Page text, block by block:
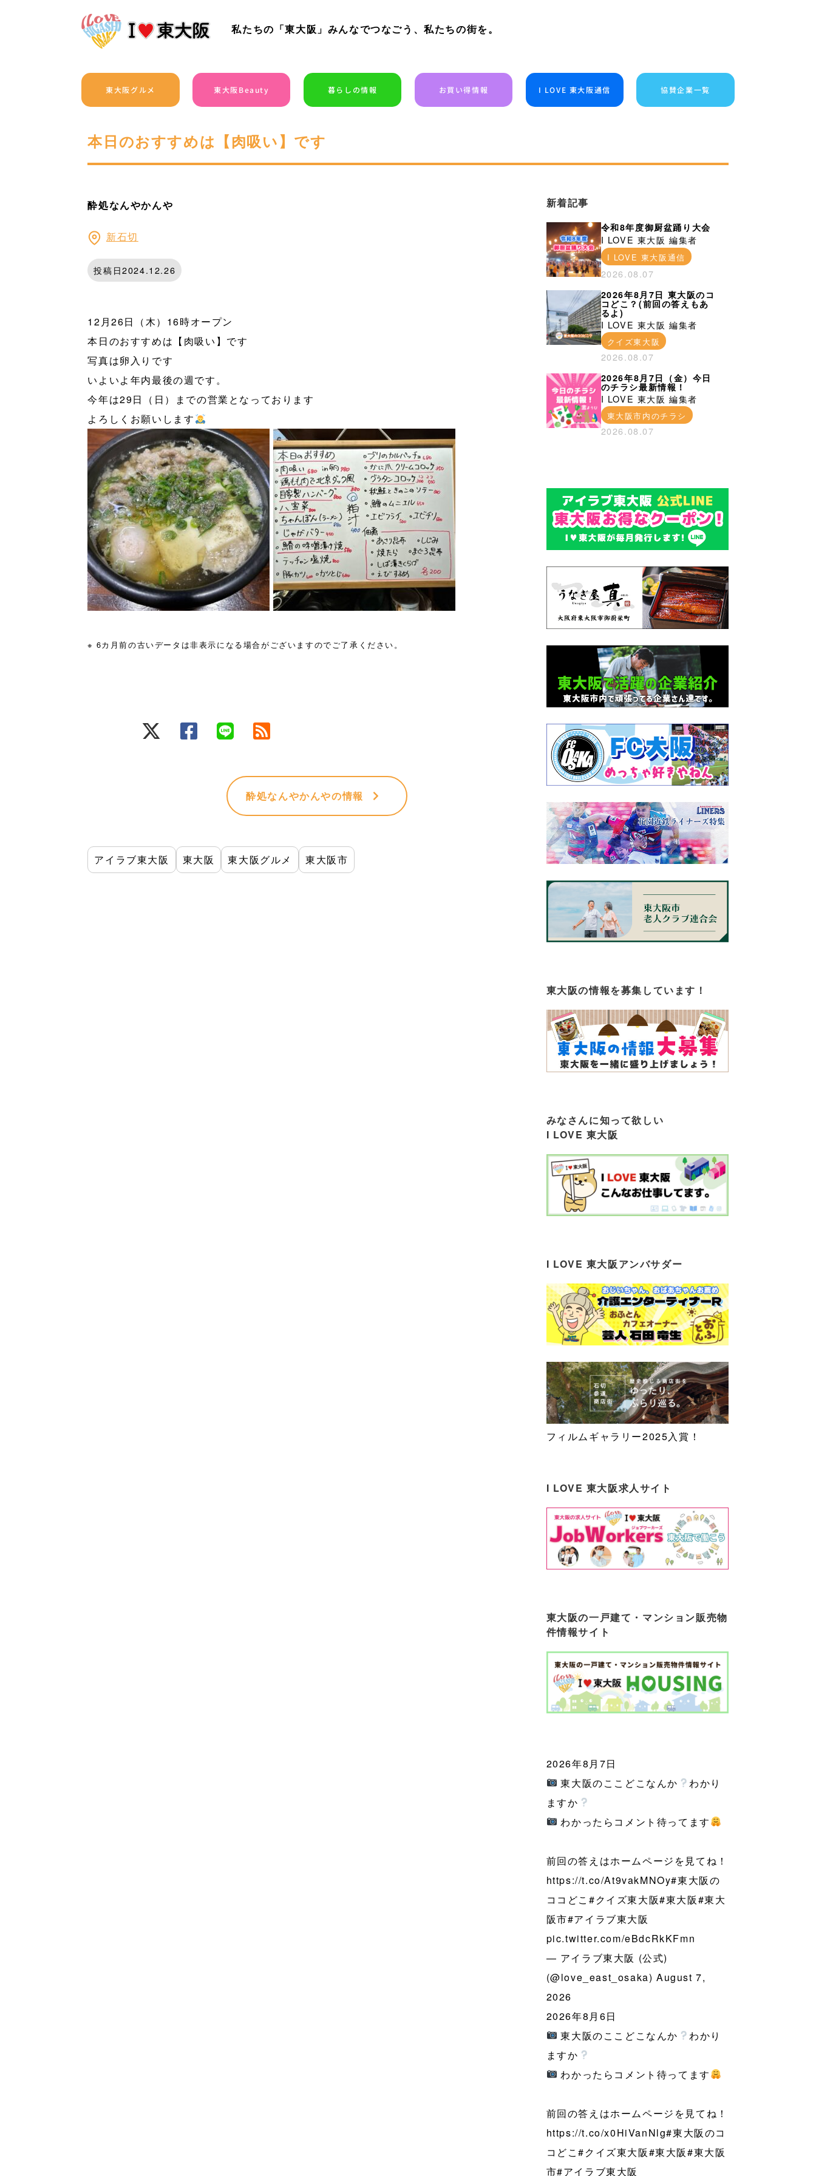
私たちの「東大阪」みんなでつなごう、私たちの街を。
東大阪グルメ 東大阪Beauty 暮らしの情報 お買い得情報 I LOVE 東大阪通信 協賛企業一覧
本日のおすすめは【肉吸い】です
酔処なんやかんや
新石切
投稿日2024.12.26
12月26日（木）16時オープン
本日のおすすめは【肉吸い】です
写真は卵入りです
いよいよ年内最後の週です。
今年は29日（日）までの営業となっております
よろしくお願いします
※ 6カ月前の古いデータは非表示になる場合がございますのでご了承ください。
酔処なんやかんやの情報
アイラブ東大阪 東大阪 東大阪グルメ 東大阪市
新着記事
令和8年度御厨盆踊り大会
I LOVE 東大阪 編集者
I LOVE 東大阪通信
2026.08.07
2026年8月7日 東大阪のコ
コどこ？(前回の答えもあ
るよ)
I LOVE 東大阪 編集者
クイズ東大阪
2026.08.07
2026年8月7日（金）今日
のチラシ最新情報！
I LOVE 東大阪 編集者
東大阪市内のチラシ
2026.08.07
東大阪の情報を募集しています！
みなさんに知って欲しい
I LOVE 東大阪
I LOVE 東大阪アンバサダー
フィルムギャラリー2025入賞！
I LOVE 東大阪求人サイト
東大阪の一戸建て・マンション販売物
件情報サイト
2026年8月7日
東大阪のここどこなんか
わかり
ますか
わかったらコメント待ってます
前回の答えはホームページを見てね！
https://t.co/At9vakMNOy#東大阪の
ココどこ #クイズ東大阪#東大阪#東大
阪市#アイラブ東大阪
pic.twitter.com/eBdcRkKFmn
— アイラブ東大阪 (公式)
(@love_east_osaka) August 7,
2026
2026年8月6日
東大阪のここどこなんか
わかり
ますか
わかったらコメント待ってます
前回の答えはホームページを見てね！
https://t.co/x0HiVanNlg#東大阪のコ
コどこ#クイズ東大阪#東大阪#東大阪
市#アイラブ東大阪